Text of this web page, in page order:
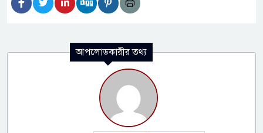
আপলোডকারীর তথ্য